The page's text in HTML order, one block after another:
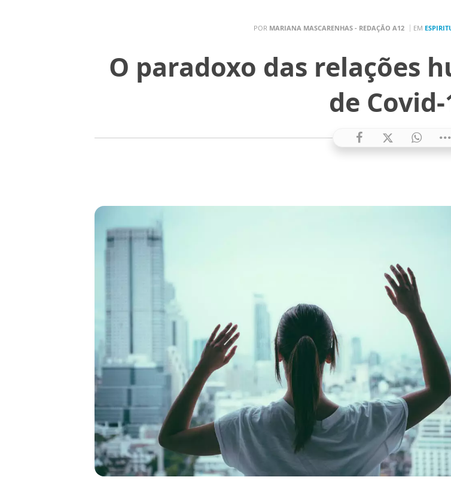
POR MARIANA MASCARENHAS - REDAÇÃO A12 EM
O paradoxo das relações
de